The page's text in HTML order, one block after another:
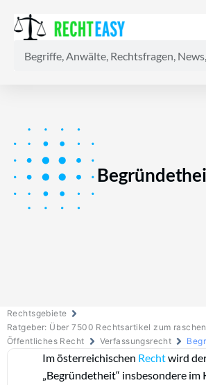
Rechtsgebiete
Ratgeber: Über 7500 Rechtsartikel zum
Öffentliches Recht
Verfassungsrecht
Im österreichischen Rechtwird
„Begründetheit“ insbesondere im